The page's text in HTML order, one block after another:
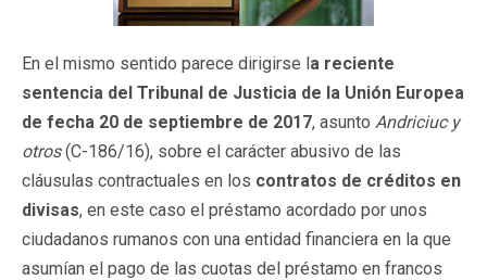
En el mismo sentido parece dirigirse la reciente
sentencia del Tribunal de Justicia de la Unión Europea
de fecha 20 de septiembre de 2017, asunto Andriciuc y
otros(C-186/16), sobre el carácter abusivo de las
cláusulas contractuales en los contratos de créditos en
divisas, en este caso el préstamo acordado por unos
ciudadanos rumanos con una entidad financiera en la que
asumían el pago de las cuotas del préstamo en francos